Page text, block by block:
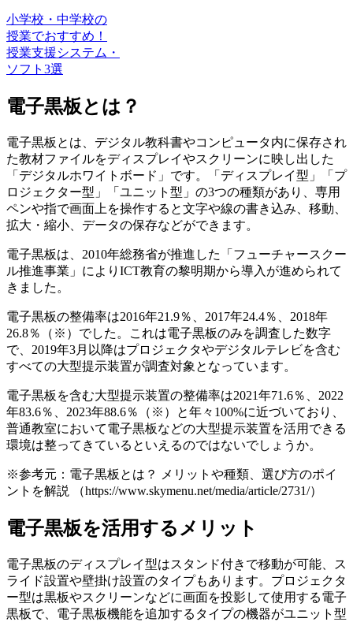
小学校・中学校の
授業でおすすめ！
授業支援システム・
ソフト3選
電子黒板とは？
電子黒板とは、デジタル教科書やコンピュータ内に保存され
た教材ファイルをディスプレイやスクリーンに映し出した
「デジタルホワイトボード」です。「ディスプレイ型」「プ
ロジェクター型」「ユニット型」の3つの種類があり、専用
ペンや指で画面上を操作すると文字や線の書き込み、移動、
拡大・縮小、データの保存などができます。
電子黒板は、2010年総務省が推進した「フューチャースクー
ル推進事業」によりICT教育の黎明期から導入が進められて
きました。
電子黒板の整備率は2016年21.9％、2017年24.4％、2018年
26.8％（※）でした。これは電子黒板のみを調査した数字
で、2019年3月以降はプロジェクタやデジタルテレビを含む
すべての大型提示装置が調査対象となっています。
電子黒板を含む大型提示装置の整備率は2021年71.6％、2022
年83.6％、2023年88.6％（※）と年々100%に近づいており、
普通教室において電子黒板などの大型提示装置を活用できる
環境は整ってきている といえるのではないでしょうか。
※参考元：電子黒板とは？ メリットや種類、選び方のポイ
ントを解説 （https://www.skymenu.net/media/article/2731/）
電子黒板を活用するメリット
電子黒板のディスプレイ型はスタンド付きで移動が可能、ス
ライド設置や壁掛け設置のタイプもあります。プロジェクタ
ー型は黒板やスクリーンなどに画面を投影して使用する電子
黒板で、電子黒板機能を追加するタイプの機器がユニット型